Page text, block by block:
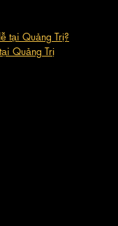
tại Quảng Trị?
Quảng Trị